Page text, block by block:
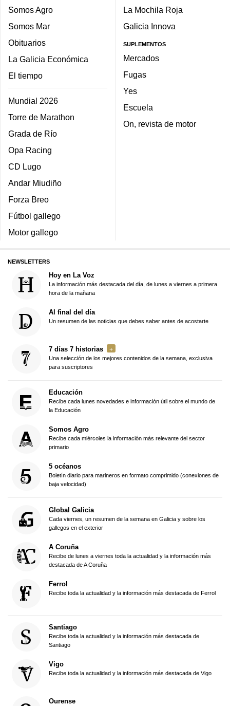
Somos Agro
Somos Mar
Obituarios
La Galicia Económica
El tiempo
Mundial 2026
Torre de Marathon
Grada de Río
Opa Racing
CD Lugo
Andar Miudiño
Forza Breo
Fútbol gallego
Motor gallego
La Mochila Roja
Galicia Innova
SUPLEMENTOS
Mercados
Fugas
Yes
Escuela
On, revista de motor
NEWSLETTERS
Hoy en La Voz
La información más destacada del día, de lunes a viernes a primera
hora de la mañana
Al final del día
Un resumen de las noticias que debes saber antes de acostarte
7 días 7 historias
Una selección de los mejores contenidos de la semana, exclusiva
para suscriptores
Educación
Recibe cada lunes novedades e información útil sobre el mundo de
la Educación
Somos Agro
Recibe cada miércoles la información más relevante del sector
primario
5 océanos
Boletín diario para marineros en formato comprimido (conexiones de
baja velocidad)
Global Galicia
Cada viernes, un resumen de la semana en Galicia y sobre los
gallegos en el exterior
A Coruña
Recibe de lunes a viernes toda la actualidad y la información más
destacada de A Coruña
Ferrol
Recibe toda la actualidad y la información más destacada de Ferrol
Santiago
Recibe toda la actualidad y la información más destacada de
Santiago
Vigo
Recibe toda la actualidad y la información más destacada de Vigo
Ourense